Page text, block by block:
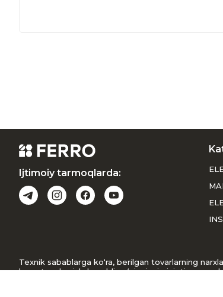
Ijtimoiy tarmoqlarda:
Texnik sabablarga ko‘ra, berilgan tovarlarning
buyurtma berishdan oldin o‘zingizni qiziqtirgan